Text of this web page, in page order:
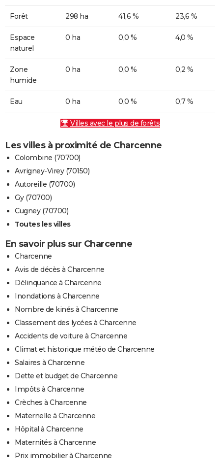
Forêt 298 ha 41,6 % 23,6 %
Espace
naturel
0 ha 0,0 % 4,0 %
Zone
humide
0 ha 0,0 % 0,2 %
Eau 0 ha 0,0 % 0,7 %
Villes avec le plus de forêts
Les villes à proximité de Charcenne
Colombine (70700)
Avrigney-Virey (70150)
Autoreille (70700)
Gy (70700)
Cugney (70700)
Toutes les villes
En savoir plus sur Charcenne
Charcenne
Avis de décès à Charcenne
Délinquance à Charcenne
Inondations à Charcenne
Nombre de kinés à Charcenne
Classement des lycées à Charcenne
Accidents de voiture à Charcenne
Climat et historique météo de Charcenne
Salaires à Charcenne
Dette et budget de Charcenne
Impôts à Charcenne
Crèches à Charcenne
Maternelle à Charcenne
Hôpital à Charcenne
Maternités à Charcenne
Prix immobilier à Charcenne